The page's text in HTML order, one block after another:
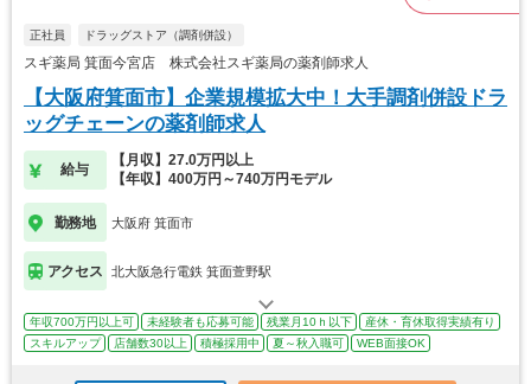
正社員 ドラッグストア（調剤併設）
スギ薬局 箕面今宮店 株式会社スギ薬局の薬剤師求人
【大阪府箕面市】企業規模拡大中！大手調剤併設ドラ
ッグチェーンの薬剤師求人
給与
【月収】27.0万円以上
【年収】400万円～740万円モデル
勤務地 大阪府 箕面市
アクセス 北大阪急行電鉄 箕面萱野駅
年収700万円以上可 未経験者も応募可能 残業月10ｈ以下
産休・育休取得実績有り
スキルアップ
店舗数30以上 積極採用中 夏～秋入職可 WEB面接OK